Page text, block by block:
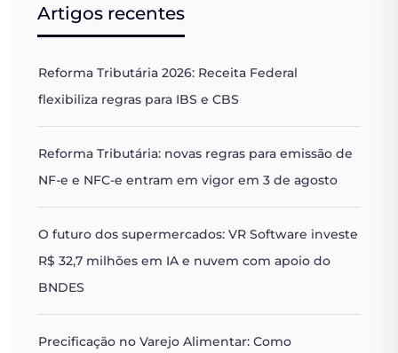
Artigos recentes
Reforma Tributária 2026: Receita Federal
flexibiliza regras para IBS e CBS
Reforma Tributária: novas regras para emissão de
NF-e e NFC-e entram em vigor em 3 de agosto
O futuro dos supermercados: VR Software investe
R$ 32,7 milhões em IA e nuvem com apoio do
BNDES
Precificação no Varejo Alimentar: Como